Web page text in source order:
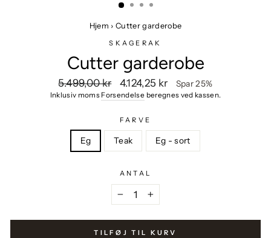
Hjem › Cutter garderobe
SKAGERAK
Cutter garderobe
Vejlendende
pris
5.499,00 kr Udsalgspris
4.124,25 kr Spar 25%
Inklusiv moms Forsendelse beregnes ved kassen.
FARVE
Eg Teak Eg - sort
ANTAL
+
TILFØJ TIL KURV